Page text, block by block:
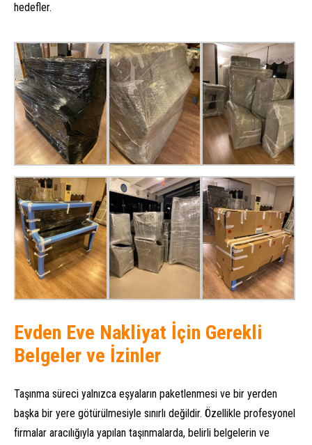
hedefler.
Evden Eve Nakliyat İçin Gerekli
Belgeler ve İzinler
Taşınma süreci yalnızca eşyaların paketlenmesi ve bir yerden
başka bir yere götürülmesiyle sınırlı değildir. Özellikle profesyonel
firmalar aracılığıyla yapılan taşınmalarda, belirli belgelerin ve